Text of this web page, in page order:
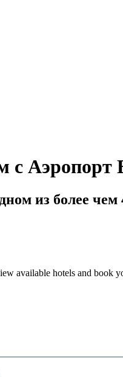
с Аэропорт
из более чем
available hotels and book